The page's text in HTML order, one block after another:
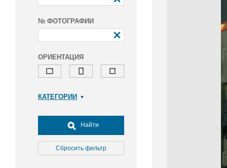
№ ФОТОГРАФИИ
ОРИЕНТАЦИЯ
КАТЕГОРИИ
Досуг, туризм и отдых
Культура
Медицина
Найти
Сбросить фильтр